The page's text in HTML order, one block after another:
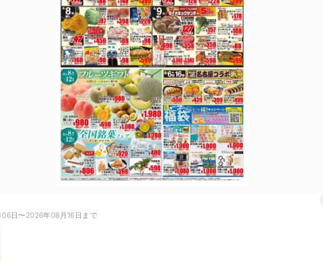
日〜2026年08月16日まで